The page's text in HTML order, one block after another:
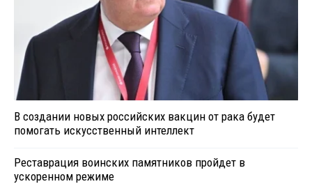
В создании новых российских вакцин от рака будет
помогать искусственный интеллект
Реставрация воинских памятников пройдет в
ускоренном режиме